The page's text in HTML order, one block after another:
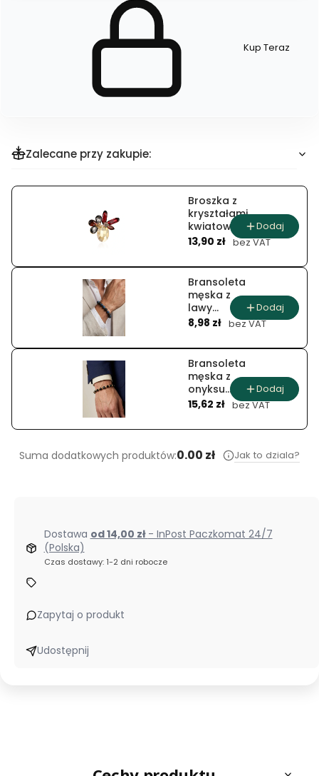
Szybki
produktu
Kolczyki
Kup Teraz
Zalecane przy zakupie:
Broszka z
kryształami
kwiatowa
kompozycja
bordowymi
akcentami
Cena
13,90 zł bez VAT
Dodaj
Bransoleta
męska z
lawy
wulkanicznej
lapis lazuli
Cena
8,98 zł bez VAT
Dodaj
Bransoleta
męska z
onyksu
asterion
Cena
15,62 zł bez VAT
Dodaj
Suma dodatkowych produktów:0.00 zł Jak to dziala?
Dostawa od 14,00 zł - InPost Paczkomat 24/7
(Polska)
Czas dostawy: 1-2 dni robocze
Zapytaj o produkt
Udostępnij